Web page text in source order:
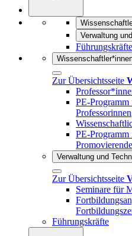
Verwaltung
Führungskräfte
Zur Übersichtsseite
PE-Programm
Professorinnen
PE-
Promovierende
Verwaltung und
Zur Übersichtsseite
Seminare für
Führungskräfte